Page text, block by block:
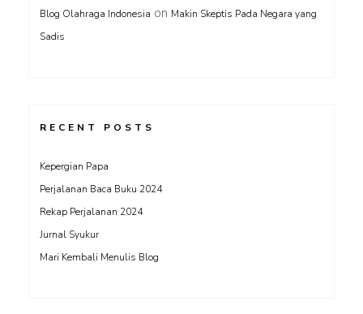
Blog Olahraga Indonesia on Makin Skeptis Pada Negara yang
Sadis
RECENT POSTS
Kepergian Papa
Perjalanan Baca Buku 2024
Rekap Perjalanan 2024
Jurnal Syukur
Mari Kembali Menulis Blog